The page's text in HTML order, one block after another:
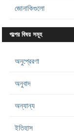
জোনাকিগুলো
গল্পের বিষয় সমূহ
অনুপ্রেরণা
অনুবাদ
অন্যান্য
ইতিহাস